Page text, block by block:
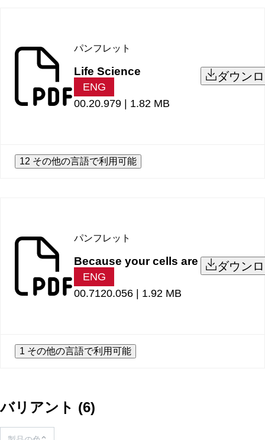
パンフレット
Life Science
ENG
00.20.979 | 1.82 MB
ダウン
12 その他の言語で利用可能
パンフレット
Because your cells are
ENG
00.7120.056 | 1.92 MB
ダウン
1 その他の言語で利用可能
バリアント (6)